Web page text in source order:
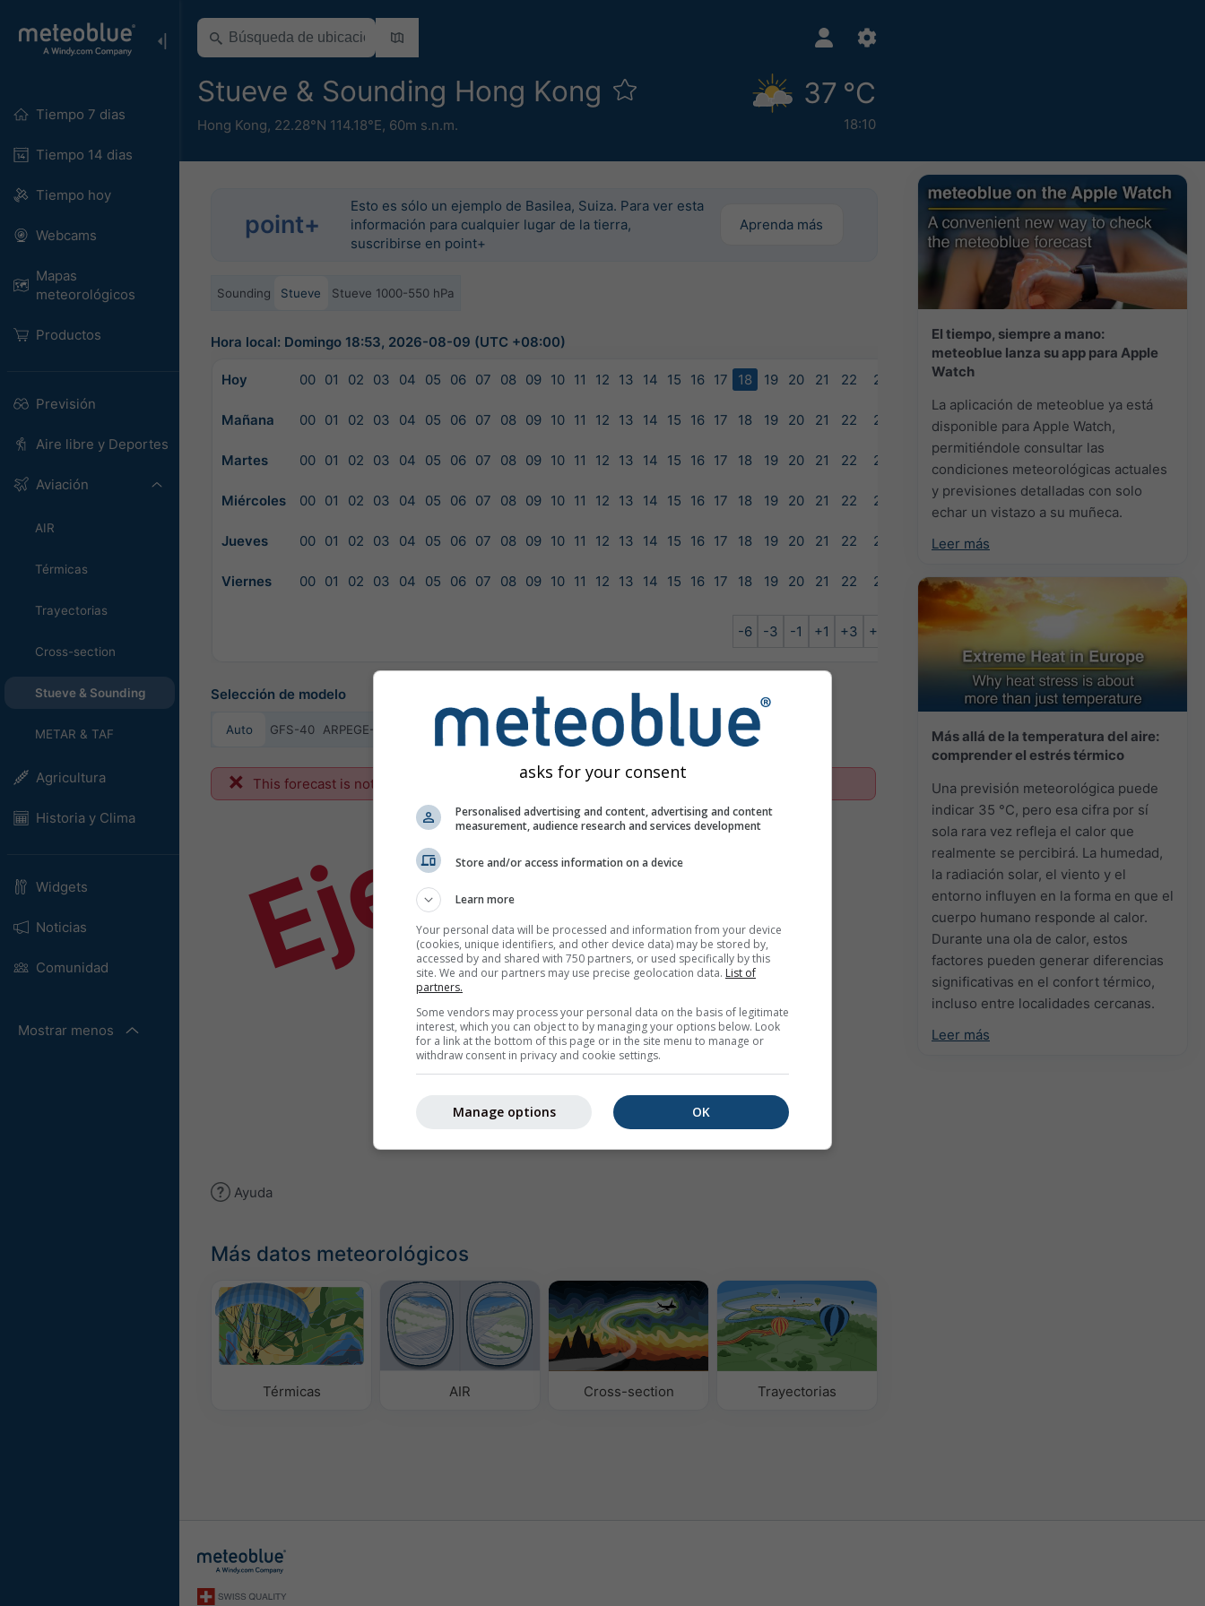
Tiempo 7 dias
Tiempo 14 dias
Tiempo hoy
Webcams
Mapas
meteorológicos
Productos
Previsión
Aire libre y Deportes
Aviación
AIR
Térmicas
Trayectorias
Cross-section
Stueve & Sounding
METAR & TAF
Agricultura
Historia y Clima
Widgets
Noticias
Comunidad
Mostrar menos
Stueve & Sounding Hong Kong
Hong Kong, 22.28°N 114.18°E, 60m s.n.m.
37 °C
18:10
El tiempo, siempre a mano:
meteoblue lanza su app para Apple
Watch
La aplicación de meteoblue ya está
disponible para Apple Watch,
permitiéndole consultar las
condiciones meteorológicas actuales
y previsiones detalladas con solo
echar un vistazo a su muñeca.
Leer más
Más allá de la temperatura del aire:
comprender el estrés térmico
Una previsión meteorológica puede
indicar 35 °C, pero esa cifra por sí
sola rara vez refleja el calor que
realmente se percibirá. La humedad,
la radiación solar, el viento y el
entorno influyen en la forma en que el
cuerpo humano responde al calor.
Durante una ola de calor, estos
factores pueden generar diferencias
significativas en el confort térmico,
incluso entre localidades cercanas.
Leer más
point+
Esto es sólo un ejemplo de Basilea, Suiza. Para ver esta
información para cualquier lugar de la tierra,
suscribirse en point+
Aprenda más
Sounding Stueve Stueve 1000-550 hPa
Hora local: Domingo 18:53, 2026-08-09 (UTC +08:00)
Hoy 00 01 02 03 04 05 06 07 08 09 10 11 12 13 14 15 16 17 18 19 20 21 22 23
Mañana 00 01 02 03 04 05 06 07 08 09 10 11 12 13 14 15 16 17 18 19 20 21 22 23
Martes 00 01 02 03 04 05 06 07 08 09 10 11 12 13 14 15 16 17 18 19 20 21 22 23
Miércoles 00 01 02 03 04 05 06 07 08 09 10 11 12 13 14 15 16 17 18 19 20 21 22 23
Jueves 00 01 02 03 04 05 06 07 08 09 10 11 12 13 14 15 16 17 18 19 20 21 22 23
Viernes 00 01 02 03 04 05 06 07 08 09 10 11 12 13 14 15 16 17 18 19 20 21 22 23
-6 -3 -1 +1 +3 +6
Selección de modelo
Auto GFS-40 ARPEGE-25 NEMS-30 NEMS-8 NMM-18
This forecast is not available for the selected location
Ejemplo
Ayuda
Más datos meteorológicos
Térmicas AIR Cross-section Trayectorias
asks for your consent
Personalised advertising and content, advertising and content
measurement, audience research and services development
Store and/or access information on a device
Learn more
Your personal data will be processed and information from your device
(cookies, unique identifiers, and other device data) may be stored by,
accessed by and shared with 750 partners, or used specifically by this
site. We and our partners may use precise geolocation data. List of
partners.
Some vendors may process your personal data on the basis of legitimate
interest, which you can object to by managing your options below. Look
for a link at the bottom of this page or in the site menu to manage or
withdraw consent in privacy and cookie settings.
OK
Manage options